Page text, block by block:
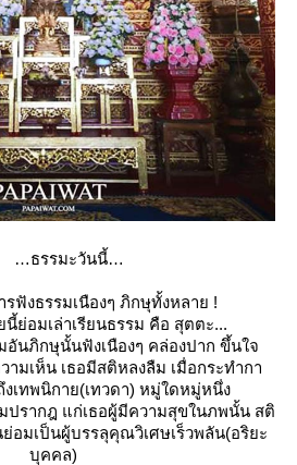
ธรรมะวันนี้
ฟังธรรมเนืองๆ ภิกษุทั้งหลาย !
ย่อมเล่าเรียนธรรม คือ สุตตะ...
อันภิกษุนั้นฟังเนืองๆ คล่องปาก ขึ้นใจ
มเห็น เธอมีสติหลงลืม เมื่อกระทำกา
งเทพนิกาย(เทวดา) หมู่ใดหมู่หนึ่ง
ปรากฎ แก่เธอผู้มีความสุขในภพนั้น สติ
อมเป็นผู้บรรลุคุณวิเศษเร็วพลัน(อริยะ
บุคคล)